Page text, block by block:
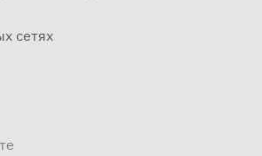
сетях